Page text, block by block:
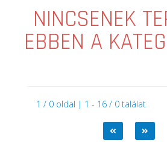
NINCSENEK
EBBEN A
1 / 0 oldal | 1 - 16 / 0 találat